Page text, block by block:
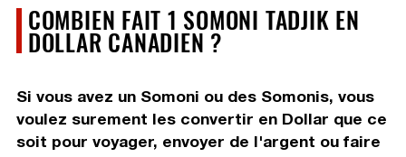
COMBIEN FAIT 1 SOMONI TADJIK EN
DOLLAR CANADIEN ?
Si vous avez un Somoni ou des Somonis, vous
voulez surement les convertir en Dollar que ce
soit pour voyager, envoyer de l'argent ou faire